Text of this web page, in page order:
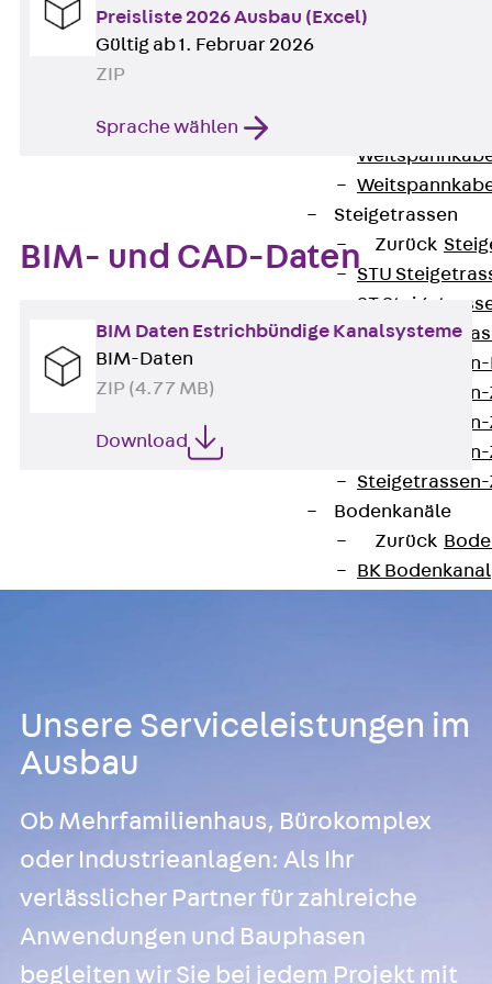
WL
Steigetrassen
Zurück
STU
ST
LGG
Steigetrassen-
Bodenkanäle
Zurück
BK Bodenkanal
Kabelschellen
Zurück
H Kabelschelle
S Kabelschelle
U Kabelschelle
RU
Preisliste 2026 Ausbau (Excel)
Gültig ab 1. Februar 2026
ZIP
Sprache wählen
BIM- und CAD-Daten
BIM Daten Estrichbündige Kanalsysteme
BIM-Daten
ZIP (4.77 MB)
Download
Unsere Serviceleistungen im
Ausbau
Ob Mehrfamilienhaus, Bürokomplex
oder Industrieanlagen: Als Ihr
verlässlicher Partner für zahlreiche
Anwendungen und Bauphasen
begleiten wir Sie bei jedem Projekt mit